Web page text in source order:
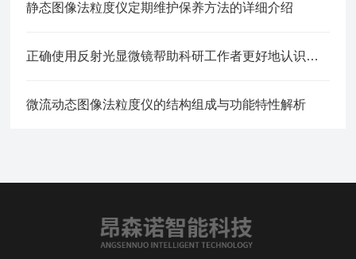
静态图像法粒度仪定期维护保养方法的详细介绍
正确使用反射光显微镜帮助科研工作者更好地认识和研究样品
微流动态图像法粒度仪的结构组成与功能特性解析